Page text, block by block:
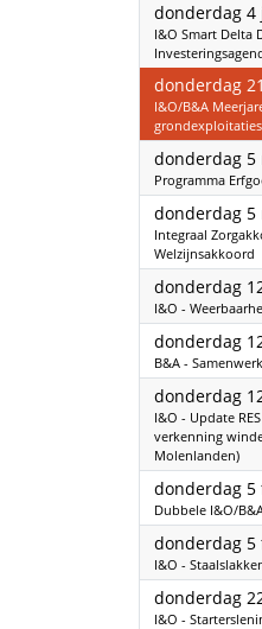
donderdag 4
I&O Smart Delta
donderdag
I&O/B&A
grondexploitaties
donderdag 5
Programma
donderdag 5
Integraal
Welzijnsakkoord
donderdag
I&O -
donderdag
B&A -
donderdag
I&O - Update
verkenning
Molenlanden)
donderdag
Dubbele I&O/
donderdag
I&O -
donderdag
I&O -